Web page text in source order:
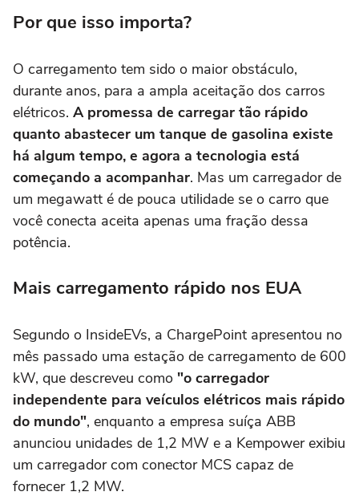
Por que isso importa?
O carregamento tem sido o maior obstáculo,
durante anos, para a ampla aceitação dos carros
elétricos. A promessa de carregar tão rápido
quanto abastecer um tanque de gasolina existe
há algum tempo, e agora a tecnologia está
começando a acompanhar. Mas um carregador de
um megawatt é de pouca utilidade se o carro que
você conecta aceita apenas uma fração dessa
potência.
Mais carregamento rápido nos EUA
Segundo o InsideEVs, a ChargePoint apresentou no
mês passado uma estação de carregamento de 600
kW, que descreveu como "o carregador
independente para veículos elétricos mais rápido
do mundo", enquanto a empresa suíça ABB
anunciou unidades de 1,2 MW e a Kempower exibiu
um carregador com conector MCS capaz de
fornecer 1,2 MW.